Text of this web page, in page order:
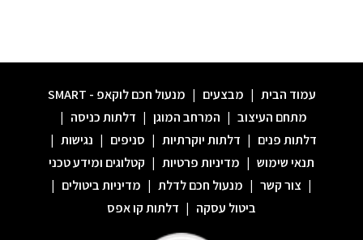
עמוד הבית | מבצעים | מנעול חכם לוקאפ - SMART
מתחם העיצוב | המרחב המוגן | דלתות כניסה |
דלתות פנים | דלתות יוקרתיות | סניפים | נגישות |
תנאי שימוש | מדיניות פרטיות | קטלוגים ומידע טכני
| צור קשר | מנעול חכם לדלת | מדיניות ביטולים |
ביטול עסקה | דלתות קו אפס